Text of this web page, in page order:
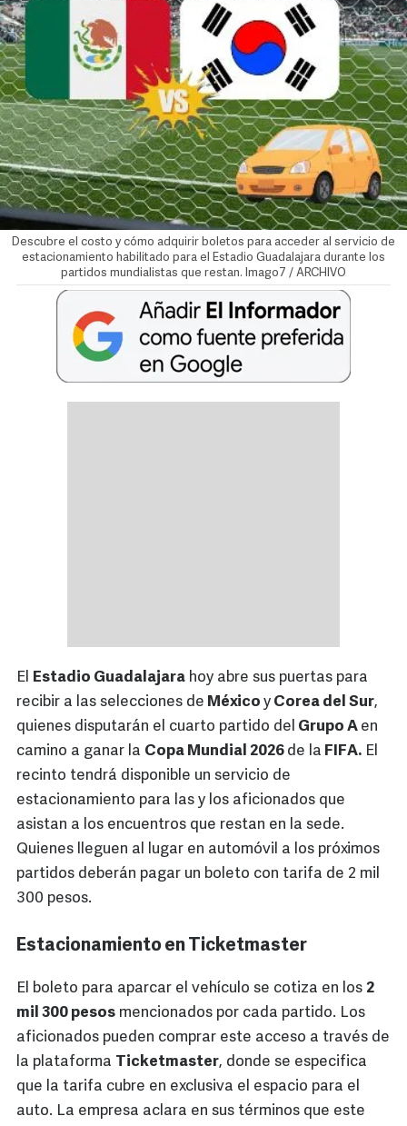
Descubre el costo y cómo adquirir boletos para acceder al servicio de
estacionamiento habilitado para el Estadio Guadalajara durante los
partidos mundialistas que restan. Imago7 / ARCHIVO
El Estadio Guadalajara hoy abre sus puertas para
recibir a las selecciones de México y Corea del Sur,
quienes disputarán el cuarto partido del Grupo A en
camino a ganar la Copa Mundial 2026 de la FIFA. El
recinto tendrá disponible un servicio de
estacionamiento para las y los aficionados que
asistan a los encuentros que restan en la sede.
Quienes lleguen al lugar en automóvil a los próximos
partidos deberán pagar un boleto con tarifa de 2 mil
300 pesos.
Estacionamiento en Ticketmaster
El boleto para aparcar el vehículo se cotiza en los 2
mil 300 pesos mencionados por cada partido. Los
aficionados pueden comprar este acceso a través de
la plataforma Ticketmaster, donde se especifica
que la tarifa cubre en exclusiva el espacio para el
auto. La empresa aclara en sus términos que este